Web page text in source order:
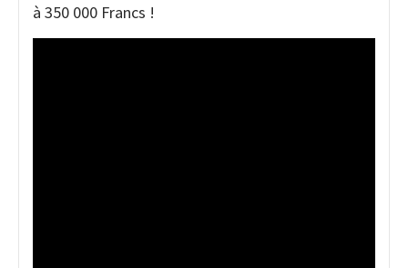
à 350 000 Francs !